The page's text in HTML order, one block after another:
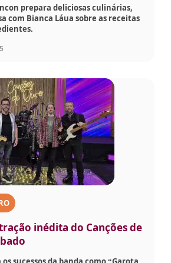
prepara deliciosas culinárias,
com Bianca Láua sobre as receitas
inédita do Canções de